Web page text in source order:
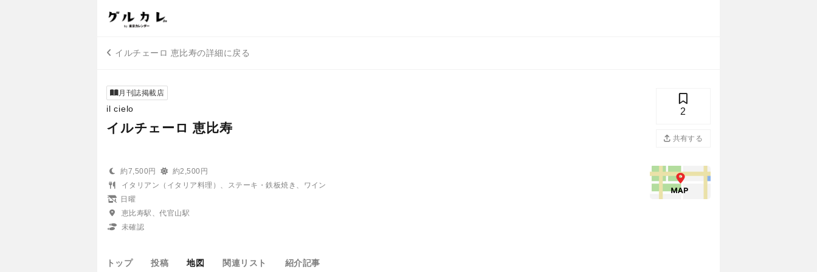
イルチェーロ 恵比寿の詳細に戻る
月刊誌掲載店
il cielo
イルチェーロ 恵比寿
2
共有する
約7,500円
約2,500円
イタリアン（イタリア料理）、ステーキ・鉄板焼き、ワイン
日曜
恵比寿駅、代官山駅
未確認
トップ 投稿 地図 関連リスト 紹介記事